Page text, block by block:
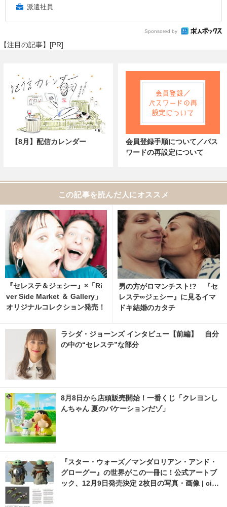
派遣社員
Sponsored by
【注目の記事】[PR]
【8月】配信カレンダー
会員登録手順について／パス
ワードの再設定について
この記事を読んだ人にオススメ
『セレステ＆ジェシー』×「Ri
ver Side Market ＆ Gallery」
オリジナルコレクション発売！
男の方がロマンチスト!? 『セ
レステ∞ジェシー』に見るイマ
ドキ結婚のカタチ
ラシダ・ジョーンズ インタビュー【前編】 自分
の中の“セレステ”な部分
8月8日から店頭販売開始！一番くじ「クレヨンし
んちゃん 夏のバケーションだゾ」
『スター・ウォーズ／マンダロリアン・アンド・
グローグー』の世界がこの一冊に！公式アートブ
ック、12月9日発売決定 2枚目の写真・画像 | cine